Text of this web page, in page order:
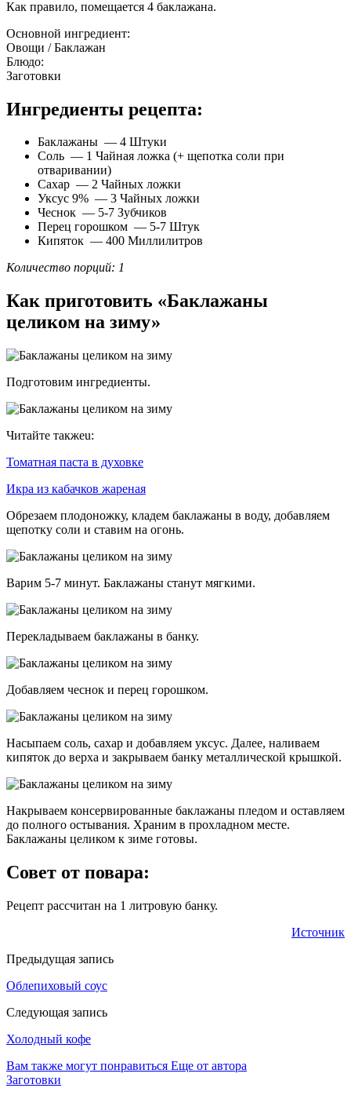
Как правило, помещается 4 баклажана.
Основной ингредиент:
Овощи / Баклажан
Блюдо:
Заготовки
Ингредиенты рецепта:
Баклажаны — 4 Штуки
Соль — 1 Чайная ложка (+ щепотка соли при
отваривании)
Сахар — 2 Чайных ложки
Уксус 9% — 3 Чайных ложки
Чеснок — 5-7 Зубчиков
Перец горошком — 5-7 Штук
Кипяток — 400 Миллилитров
Количество порций: 1
Как приготовить «Баклажаны
целиком на зиму»
Подготовим ингредиенты.
Читайте такжеu:
Томатная паста в духовке
Икра из кабачков жареная
Обрезаем плодоножку, кладем баклажаны в воду, добавляем
щепотку соли и ставим на огонь.
Варим 5-7 минут. Баклажаны станут мягкими.
Перекладываем баклажаны в банку.
Добавляем чеснок и перец горошком.
Насыпаем соль, сахар и добавляем уксус. Далее, наливаем
кипяток до верха и закрываем банку металлической крышкой.
Накрываем консервированные баклажаны пледом и оставляем
до полного остывания. Храним в прохладном месте.
Баклажаны целиком к зиме готовы.
Совет от повара:
Рецепт рассчитан на 1 литровую банку.
Источник
Предыдущая запись
Облепиховый соус
Следующая запись
Холодный кофе
Вам также могут понравиться Еще от автора
Заготовки